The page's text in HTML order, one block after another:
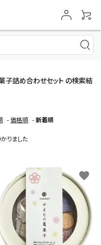
子詰め合わせセット の検索結
-価格順 -新着順
りました
favorite